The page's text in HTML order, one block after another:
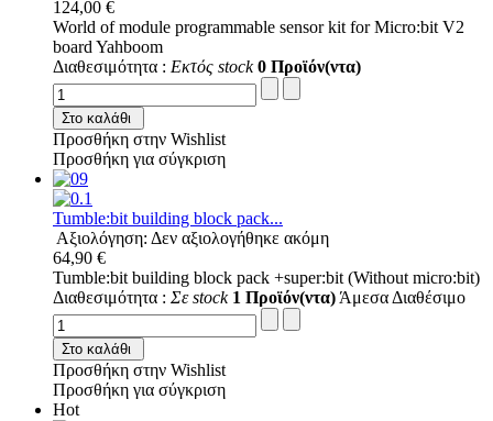
124,00 €
World of module programmable sensor kit for Micro:bit V2
board Yahboom
Διαθεσιμότητα : Εκτός stock 0 Προϊόν(ντα)
Στο καλάθι
Προσθήκη στην Wishlist
Προσθήκη για σύγκριση
Tumble:bit building block pack...
Αξιολόγηση: Δεν αξιολογήθηκε ακόμη
64,90 €
Tumble:bit building block pack +super:bit (Without micro:bit)
Διαθεσιμότητα : Σε stock 1 Προϊόν(ντα) Άμεσα Διαθέσιμο
Στο καλάθι
Προσθήκη στην Wishlist
Προσθήκη για σύγκριση
Hot